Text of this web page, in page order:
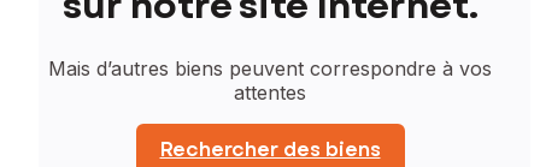
Mais d’autres biens peuvent correspondre à vos
attentes
Rechercher des biens